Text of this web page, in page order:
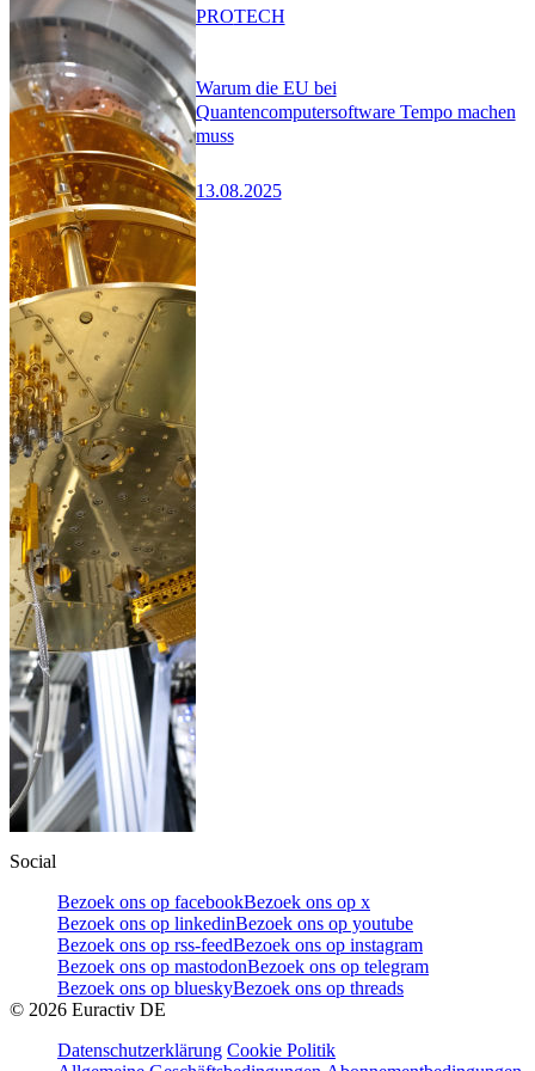
Warum die EU bei
Quantencomputersoftware Tempo machen
muss
13.08.2025
PROTECH
Social
Bezoek ons op facebookBezoek ons op x
Bezoek ons op linkedinBezoek ons op youtube
Bezoek ons op rss-feedBezoek ons op instagram
Bezoek ons op mastodonBezoek ons op telegram
Bezoek ons op blueskyBezoek ons op threads
© 2026 Euractiv DE
Datenschutzerklärung Cookie Politik